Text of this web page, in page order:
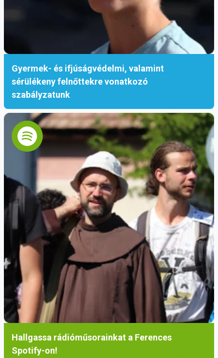
Gyermek- és ifjúságvédelmi, valamint
sérülékeny felnőttekre vonatkozó
szabályzatunk
Hallgassa rádióműsorainkat a Ferences
Spotify-on!